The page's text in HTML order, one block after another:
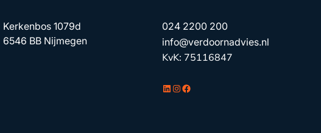
Kerkenbos 1079d
6546 BB Nijmegen
024 2200 200
info@verdoornadvies.nl
KvK: 75116847
LinkedIn
Instagram
Facebook